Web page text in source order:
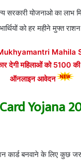
सरकारी योजनाओ का लाभ
को हर महीने मुफ्त
Mahila
महिलाओं को 5100 की
ऑनलाइन आवेदन
Yojana
कार्ड बनवाने के लिए कुछ